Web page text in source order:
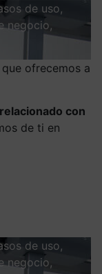
de uso,
negocio,
ofrecemos a
con
de ti en
de uso,
negocio,